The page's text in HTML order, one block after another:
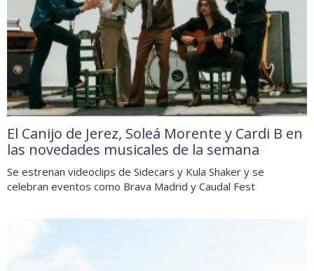
El Canijo de Jerez, Soleá Morente y Cardi B en
las novedades musicales de la semana
Se estrenan videoclips de Sidecars y Kula Shaker y se
celebran eventos como Brava Madrid y Caudal Fest